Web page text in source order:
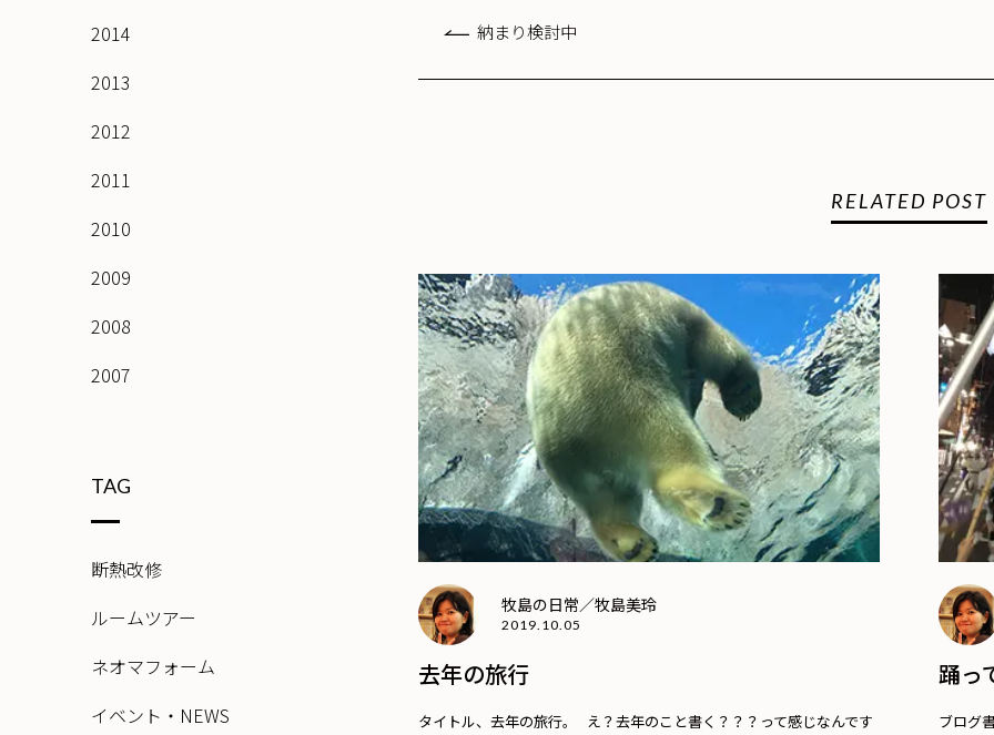
納まり検討中
RELATED POST
牧島の日常／牧島美玲
2019.10.05
去年の旅行
タイトル、去年の旅行。 え？去年のこと書く？？？って感じなんです
踊っ
ブログ
2014
2013
2012
2011
2010
2009
2008
2007
TAG
断熱改修
ルームツアー
ネオマフォーム
イベント・NEWS